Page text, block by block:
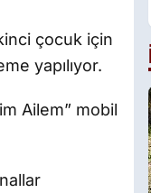
çocuk için
yapılıyor.
Ailem” mobil